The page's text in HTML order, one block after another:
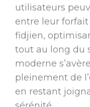
utilisateurs
entre leur
fidjien,
tout au long du
moderne
pleinement de
en restant